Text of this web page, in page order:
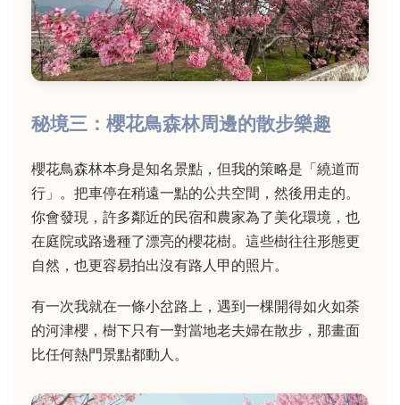
秘境三：櫻花鳥森林周邊的散步樂趣
櫻花鳥森林本身是知名景點，但我的策略是「繞道而
行」。把車停在稍遠一點的公共空間，然後用走的。
你會發現，許多鄰近的民宿和農家為了美化環境，也
在庭院或路邊種了漂亮的櫻花樹。這些樹往往形態更
自然，也更容易拍出沒有路人甲的照片。
有一次我就在一條小岔路上，遇到一棵開得如火如荼
的河津櫻，樹下只有一對當地老夫婦在散步，那畫面
比任何熱門景點都動人。